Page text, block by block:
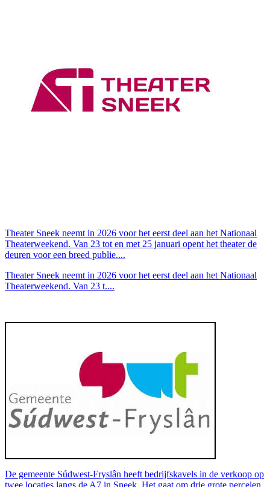
Theater Sneek neemt in 2026 voor het eerst deel aan het Nationaal
Theaterweekend. Van 23 tot en met 25 januari opent het theater de
deuren voor een breed publie....
Theater Sneek neemt in 2026 voor het eerst deel aan het Nationaal
Theaterweekend. Van 23 t....
De gemeente Súdwest-Fryslân heeft bedrijfskavels in de verkoop op
twee locaties langs de A7 in Sneek. Het gaat om drie grote percelen